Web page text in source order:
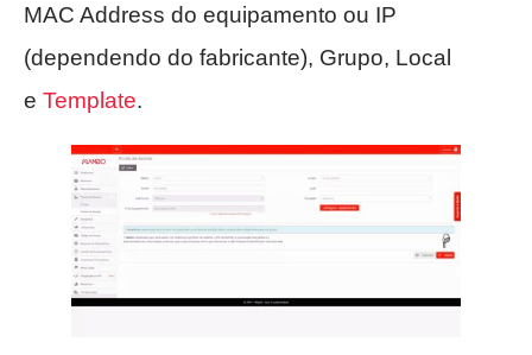
MAC Address do equipamento ou IP
(dependendo do fabricante), Grupo, Local
e Template.